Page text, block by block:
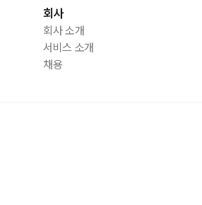
회사
회사 소개
서비스 소개
채용